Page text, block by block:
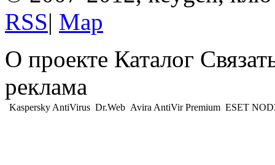
RSS| Map
О проекте Каталог
реклама
Kaspersky AntiVirus Dr.Web Avira AntiVir Premium ESET